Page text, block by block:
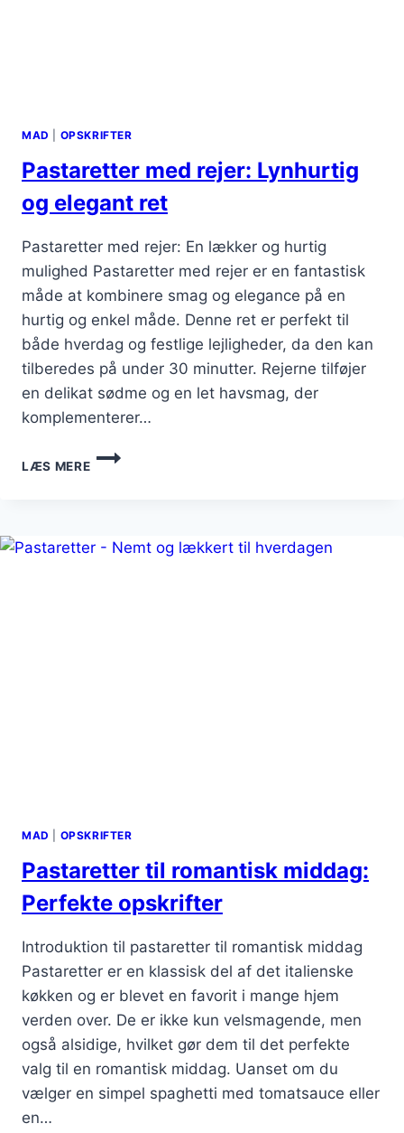
MAD OPSKRIFTER
Pastaretter med rejer: Lynhurtig
og elegant ret
Pastaretter med rejer: En lækker og hurtig
mulighed Pastaretter med rejer er en fantastisk
måde at kombinere smag og elegance på en
hurtig og enkel måde. Denne ret er perfekt til
både hverdag og festlige lejligheder, da den kan
tilberedes på under 30 minutter. Rejerne tilføjer
en delikat sødme og en let havsmag, der
komplementerer…
LÆS MERE
PASTARETTER
MED
ELEGANT
MAD OPSKRIFTER
Pastaretter til romantisk middag:
Perfekte opskrifter
Introduktion til pastaretter til romantisk middag
Pastaretter er en klassisk del af det italienske
køkken og er blevet en favorit i mange hjem
verden over. De er ikke kun velsmagende, men
også alsidige, hvilket gør dem til det perfekte
valg til en romantisk middag. Uanset om du
vælger en simpel spaghetti med tomatsauce eller
en…